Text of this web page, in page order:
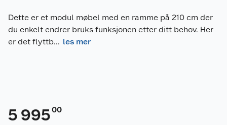
Dette er et modul møbel med en ramme på 210 cm der
du enkelt endrer bruks funksjonen etter ditt behov. Her
er det flyttb... les mer
5 99500